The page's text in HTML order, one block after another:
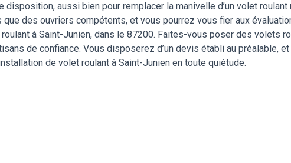
aussi bien pour remplacer la manivelle d’un volet roulant
des ouvriers compétents, et vous pourrez vous fier aux
à Saint-Junien, dans le 87200. Faites-vous poser des volets
de confiance. Vous disposerez d’un devis établi au préalable, et
de volet roulant à Saint-Junien en toute quiétude.